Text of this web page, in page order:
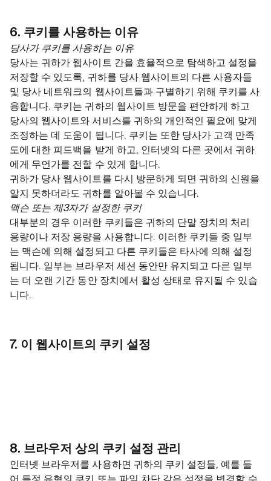
6. 쿠키를 사용하는 이유
당사가 쿠키를 사용하는 이유
당사는 귀하가 웹사이트 간을 효율적으로 탐색하고 설정을
저장할 수 있도록, 귀하를 당사 웹사이트의 다른 사용자들
및 당사 네트워크의 웹사이트들과 구별하기 위해 쿠키를 사
용합니다. 쿠키는 귀하의 웹사이트 방문을 편안하게 하고
당사의 웹사이트와 서비스를 귀하의 개인적인 필요에 맞게
조정하는 데 도움이 됩니다. 쿠키는 또한 당사가 고객 만족
도에 대한 피드백을 받게 하고, 인터넷의 다른 곳에서 귀하
에게 무언가를 전할 수 있게 합니다.
귀하가 당사 웹사이트를 다시 방문하게 되면 귀하의 신원을
알지 못하더라도 귀하를 알아볼 수 있습니다.
맥슨 또는 제3자가 설정한 쿠키
대부분의 경우 이러한 쿠키들은 귀하의 단말 장치의 처리
용량이나 저장 용량을 사용합니다. 이러한 쿠키들 중 일부
는 맥슨에 의해 설정되고 다른 쿠키들은 타사에 의해 설정
됩니다. 일부는 브라우저 세션 동안만 유지되고 다른 일부
는 더 오랜 기간 동안 장치에서 활성 상태로 유지될 수 있습
니다.
7. 이 웹사이트의 쿠키 설정
8. 브라우저 상의 쿠키 설정 관리
인터넷 브라우저를 사용하면 귀하의 쿠키 설정들, 예를 들